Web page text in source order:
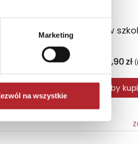
Marketing
na wszystkie
(brutto)
Asia Olejarczyk
Sug. cena det. 24,90 zł
Zaloguj się, aby